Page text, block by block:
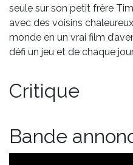
seule sur son petit frère
avec des voisins
monde en un vrai film
défi un jeu et de chaque
Critique
Bande